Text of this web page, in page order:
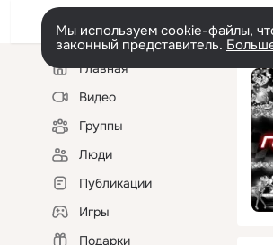
Мы используем cookie-файлы,
законный представитель.
Левая
колонкаГлавная
Видео
Группы
Люди
Публикации
Игры
Подарки